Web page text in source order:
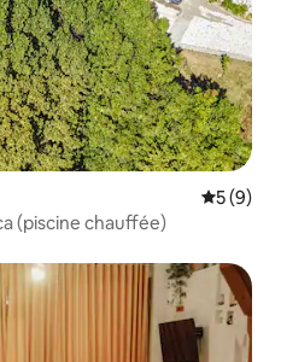
5 (9)
(piscine chauffée)